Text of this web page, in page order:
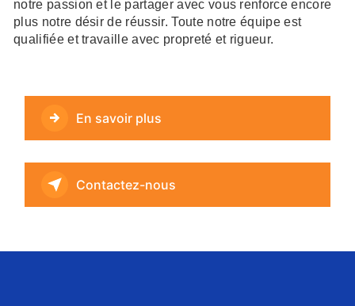
notre passion et le partager avec vous renforce encore
plus notre désir de réussir. Toute notre équipe est
qualifiée et travaille avec propreté et rigueur.
En savoir plus
Contactez-nous